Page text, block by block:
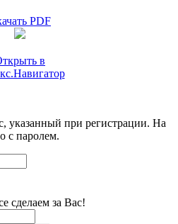
PDF
в
указанный при регистрации. На
с паролем.
сделаем за Вас!